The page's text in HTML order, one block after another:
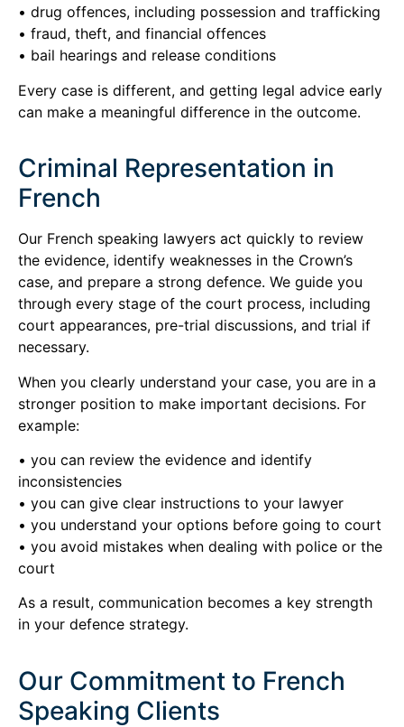
• drug offences, including possession and trafficking
• fraud, theft, and financial offences
• bail hearings and release conditions
Every case is different, and getting legal advice early
can make a meaningful difference in the outcome.
Criminal Representation in
French
Our French speaking lawyers act quickly to review
the evidence, identify weaknesses in the Crown’s
case, and prepare a strong defence. We guide you
through every stage of the court process, including
court appearances, pre-trial discussions, and trial if
necessary.
When you clearly understand your case, you are in a
stronger position to make important decisions. For
example:
• you can review the evidence and identify
inconsistencies
• you can give clear instructions to your lawyer
• you understand your options before going to court
• you avoid mistakes when dealing with police or the
court
As a result, communication becomes a key strength
in your defence strategy.
Our Commitment to French
Speaking Clients